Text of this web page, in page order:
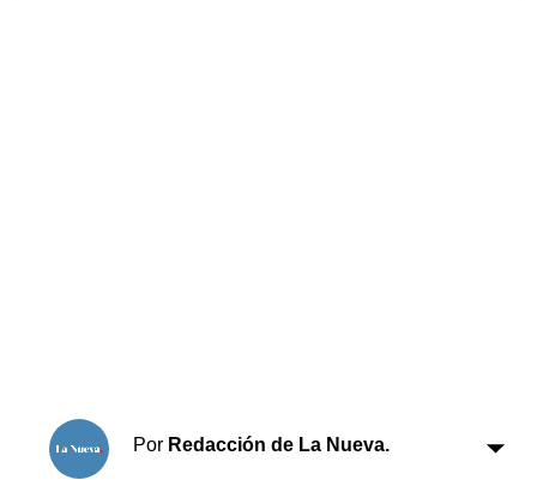
Por Redacción de La Nueva.